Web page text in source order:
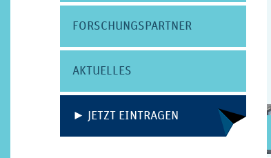
FORSCHUNGS­PARTNER
AKTUELLES
► JETZT EINTRAGEN